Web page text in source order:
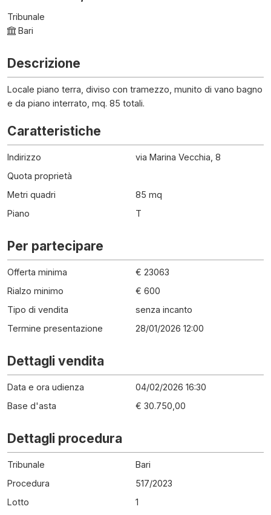
Tribunale
Bari
Descrizione
Locale piano terra, diviso con tramezzo, munito di vano bagno
e da piano interrato, mq. 85 totali.
Caratteristiche
Indirizzo
via Marina Vecchia, 8
Quota proprietà
Metri quadri
85 mq
Piano
T
Per partecipare
Offerta minima
€ 23063
Rialzo minimo
€ 600
Tipo di vendita
senza incanto
Termine presentazione
28/01/2026 12:00
Dettagli vendita
Data e ora udienza
04/02/2026 16:30
Base d'asta
€ 30.750,00
Dettagli procedura
Tribunale
Bari
Procedura
517/2023
Lotto
1